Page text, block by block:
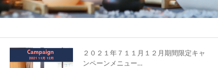
２０２１年７１１月１２月期間限定キャ
ンペーンメニュー…
プロフィール